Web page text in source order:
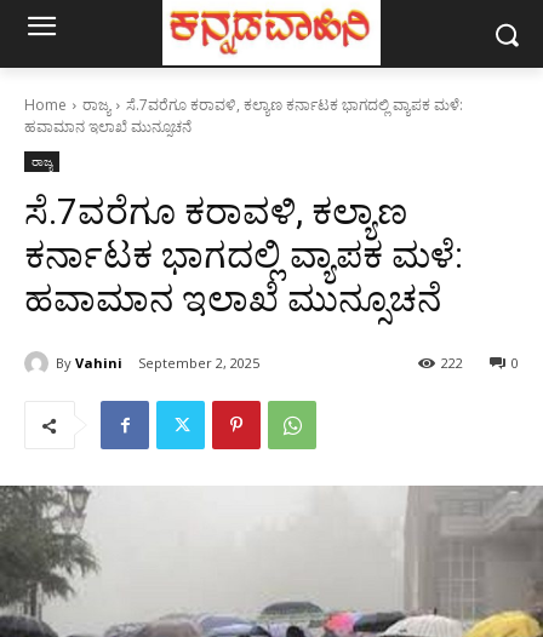
Home ರಾಜ್ಯ
ಸೆ.7ವರೆಗೂ ಕರಾವಳಿ, ಕಲ್ಯಾಣ ಕರ್ನಾಟಕ ಭಾಗದಲ್ಲಿ ವ್ಯಾಪಕ ಮಳೆ:
ಹವಾಮಾನ ಇಲಾಖೆ ಮುನ್ಸೂಚನೆ
ರಾಜ್ಯ
ಸೆ.7ವರೆಗೂ ಕರಾವಳಿ, ಕಲ್ಯಾಣ
ಕರ್ನಾಟಕ ಭಾಗದಲ್ಲಿ ವ್ಯಾಪಕ ಮಳೆ:
ಹವಾಮಾನ ಇಲಾಖೆ ಮುನ್ಸೂಚನೆ
By Vahini September 2, 2025 0
222